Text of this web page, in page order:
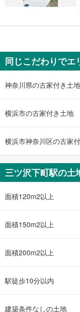
同じこだわりでエ
神奈川県の古家付き土地
横浜市の古家付き土地
横浜市神奈川区の古家
三ツ沢下町駅の土
面積120m2以上
面積150m2以上
面積200m2以上
駅徒歩10分以内
建築条件なしの土地